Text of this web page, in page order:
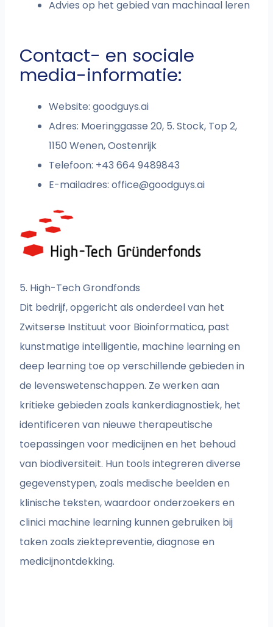
Advies op het gebied van machinaal leren
Contact- en sociale
media-informatie:
Website: goodguys.ai
Adres: Moeringgasse 20, 5. Stock, Top 2,
1150 Wenen, Oostenrijk
Telefoon: +43 664 9489843
E-mailadres:office@goodguys.ai
5. High-Tech Grondfonds
Dit bedrijf, opgericht als onderdeel van het
Zwitserse Instituut voor Bioinformatica, past
kunstmatige intelligentie, machine learning en
deep learning toe op verschillende gebieden in
de levenswetenschappen. Ze werken aan
kritieke gebieden zoals kankerdiagnostiek, het
identificeren van nieuwe therapeutische
toepassingen voor medicijnen en het behoud
van biodiversiteit. Hun tools integreren diverse
gegevenstypen, zoals medische beelden en
klinische teksten, waardoor onderzoekers en
clinici machine learning kunnen gebruiken bij
taken zoals ziektepreventie, diagnose en
medicijnontdekking.